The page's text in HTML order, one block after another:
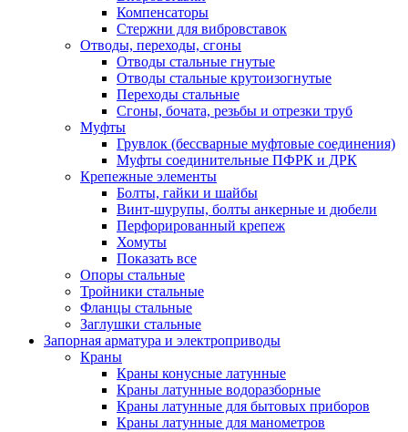
Компенсаторы
Стержни для вибровставок
Отводы, переходы, сгоны
Отводы стальные гнутые
Отводы стальные крутоизогнутые
Переходы стальные
Сгоны, бочата, резьбы и отрезки труб
Муфты
Грувлок (бессварные муфтовые соединения)
Муфты соединительные ПФРК и ДРК
Крепежные элементы
Болты, гайки и шайбы
Винт-шурупы, болты анкерные и дюбели
Перфорированный крепеж
Хомуты
Показать все
Опоры стальные
Тройники стальные
Фланцы стальные
Заглушки стальные
Запорная арматура и электроприводы
Краны
Краны конусные латунные
Краны латунные водоразборные
Краны латунные для бытовых приборов
Краны латунные для манометров